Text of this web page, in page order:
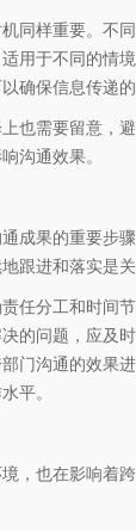
同样重要。不
用于不同的情
确保信息传递的
也需要留意，
沟通效果。
成果的重要步
跟进和落实是关
任分工和时间
的问题，应及
门沟通的效果
平。
，也在影响着